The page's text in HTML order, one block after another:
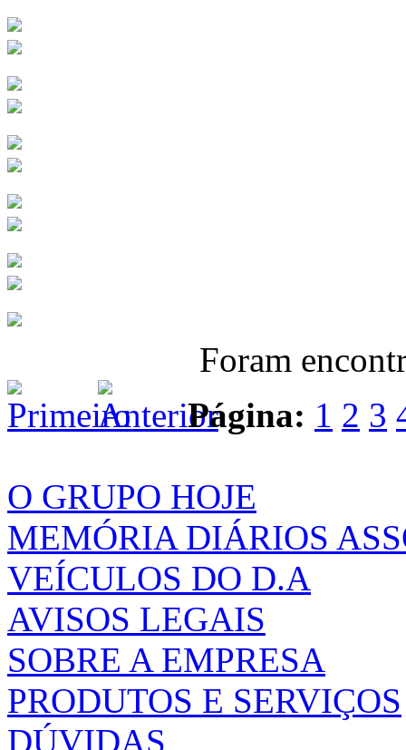
Foram
Página: 1 2 3
O GRUPO HOJE
MEMÓRIA DIÁRIOS
VEÍCULOS DO D.A
AVISOS LEGAIS
SOBRE A EMPRESA
PRODUTOS E SERVIÇOS
DÚVIDAS